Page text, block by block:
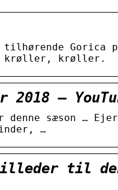
Gorica
krøller, krøller.
–
sæson …
…
til